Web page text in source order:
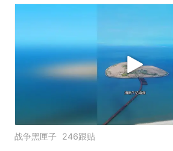
战争黑匣子 246跟贴